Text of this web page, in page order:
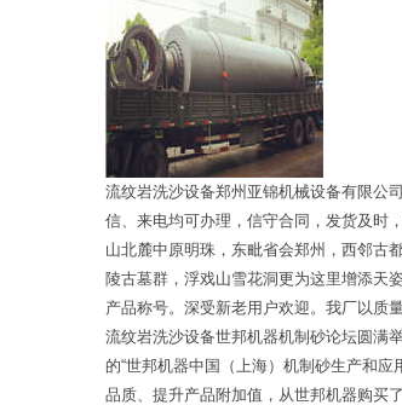
流纹岩洗沙设备郑州亚锦机械设备有限公
信、来电均可办理，信守合同，发货及时
山北麓中原明珠，东毗省会郑州，西邻古
陵古墓群，浮戏山雪花洞更为这里增添天
产品称号。深受新老用户欢迎。我厂以质
流纹岩洗沙设备世邦机器机制砂论坛圆满
的“世邦机器中国（上海）机制砂生产和
品质、提升产品附加值，从世邦机器购买